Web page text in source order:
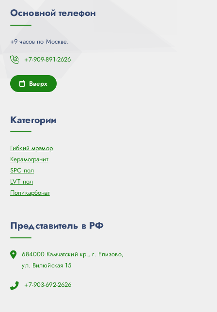
Основной телефон
+9 часов по Москве.
+7-909-891-2626
Вверх
Категории
Гибкий мрамор
Керамогранит
SPC пол
LVT пол
Поликарбонат
Представитель в РФ
684000 Камчатский кр., г. Елизово,
ул. Вилюйская 15
+7-903-692-2626